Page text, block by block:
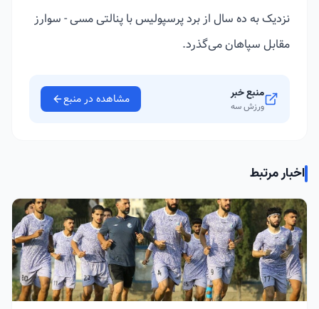
نزدیک به ده سال از برد پرسپولیس با پنالتی مسی - سوارز
مقابل سپاهان می‌گذرد.
منبع خبر
ورزش سه مشاهده در منبع
اخبار مرتبط